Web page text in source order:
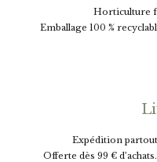
Horticulture
Emballage 100 %
Expédition
Offerte dès 99 €